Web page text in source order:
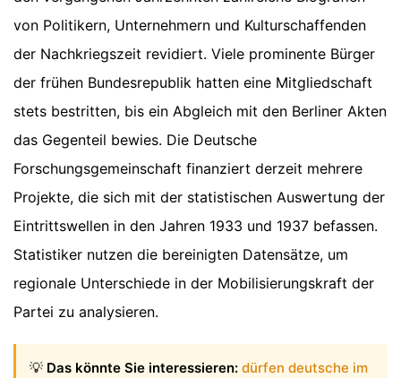
von Politikern, Unternehmern und Kulturschaffenden
der Nachkriegszeit revidiert. Viele prominente Bürger
der frühen Bundesrepublik hatten eine Mitgliedschaft
stets bestritten, bis ein Abgleich mit den Berliner Akten
das Gegenteil bewies. Die Deutsche
Forschungsgemeinschaft finanziert derzeit mehrere
Projekte, die sich mit der statistischen Auswertung der
Eintrittswellen in den Jahren 1933 und 1937 befassen.
Statistiker nutzen die bereinigten Datensätze, um
regionale Unterschiede in der Mobilisierungskraft der
Partei zu analysieren.
💡 Das könnte Sie interessieren: dürfen deutsche im